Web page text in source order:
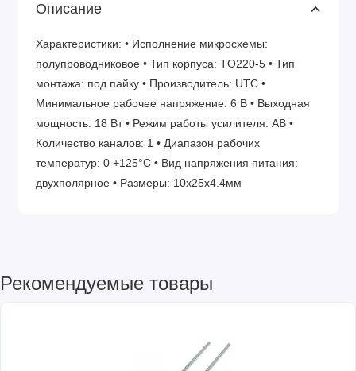
Описание
Характеристики: • Исполнение микросхемы:
полупроводниковое • Тип корпуса: TO220-5 • Тип
монтажа: под пайку • Производитель: UTC •
Минимальное рабочее напряжение: 6 В • Выходная
мощность: 18 Вт • Режим работы усилителя: АВ •
Количество каналов: 1 • Диапазон рабочих
температур: 0 +125°С • Вид напряжения питания:
двухполярное • Размеры: 10х25х4.4мм
Рекомендуемые товары